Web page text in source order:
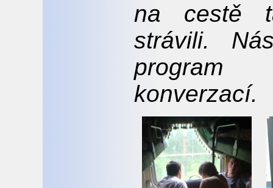
na cestě
strávili.
program
konverzací.